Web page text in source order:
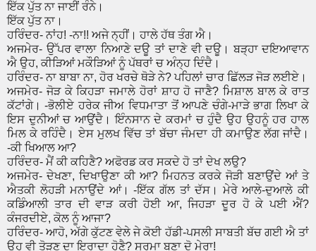
ਇੱਕ ਪੁੱਤ ਨਾ ਜਾਈਂ ਰੰਨੇ।
ਇੱਕ ਪੁੱਤ ਨਾ।
ਹਰਿੰਦਰ- ਨਾਂਹ! -ਨਾ!! ਅਜੇ ਨ੍ਹੀਂ। ਹਾਲੇ ਹੱਥ ਤੰਗ ਐ।
ਅਜਮੇਰ- ਉੱਪਰ ਵਾਲਾ ਨਿਆਣੇ ਦਊ ਤਾਂ ਦਾਣੇ ਵੀ ਦਊ। ਬੜ੍ਹਾ ਦਇਆਵਾਨ
ਐ ਉਹ, ਕੀੜਿਆਂ ਮਕੌੜਿਆਂ ਨੂੰ ਪੱਥਰਾਂ ਚ ਅੰਨ੍ਹ ਦਿੰਦੈ।
ਹਰਿੰਦਰ- ਨਾ ਬਾਬਾ ਨਾ, ਹੋਰ ਖਰਚੇ ਥੋੜੇ ਨੇ? ਪਹਿਲਾਂ ਚਾਰ ਛਿੱਲੜ ਜੋੜ ਲਈਏ।
ਅਜਮੇਰ- ਜੋੜ ਕੇ ਕਿਹੜਾ ਜਮਾਲੇ ਹੋਰਾਂ ਸ਼ਾਹ ਹੋ ਜਾਣੈ? ਮਿਸ਼ਾਲ ਬਾਲ ਕੇ ਰਾਤ
ਕੱਟਾਂਗੇ। -ਭੋਲੀਏ ਹਰੇਕ ਜੀਅ ਵਿਧਮਾਤਾ ਤੋਂ ਆਪਣੇ ਚੰਗੇ-ਮਾੜੇ ਭਾਗ ਲਿਖਾ ਕੇ
ਇਸ ਦੁਨੀਆਂ ਚ ਆਉਂਦੈ। ਇੰਨਸਾਨ ਦੇ ਕਰਮਾਂ ਚ ਹੁੰਦੈ ਉਹ ਉਹਨੂੰ ਹਰ ਹਾਲ
ਮਿਲ ਕੇ ਰਹਿੰਦੈ। ਏਸ ਮੁਲਖ ਵਿੱਚ ਤਾਂ ਬੱਚਾ ਜੰਮਦਾ ਹੀ ਕਮਾਉਣ ਲੱਗ ਜਾਂਦੈ।
-ਕੀ ਖਿਆਲ ਆ?
ਹਰਿੰਦਰ- ਮੈਂ ਕੀ ਕਹਿਣੈ? ਅਫੋਰਡ ਕਰ ਸਕਦੇ ਹੋ ਤਾਂ ਦੇਖ ਲਉ?
ਅਜਮੇਰ- ਦੇਖਣਾ, ਦਿਖਾਉਣਾ ਕੀ ਆ? ਮਿਹਨਤ ਕਰਕੇ ਜੋੜੀ ਬਣਾਉਂਦੇ ਆਂ ਤੇ
ਐਤਕੀ ਲੋਹੜੀ ਮਨਾਉਂਦੇ ਆਂ। -ਇੱਕ ਗੱਲ ਤਾਂ ਦੱਸ। ਮੇਰੇ ਆਲੇ-ਦੁਆਲੇ ਕੀ
ਕਡਿੰਆਲੀ ਤਾਰ ਦੀ ਵਾੜ ਕਰੀ ਹੋਈ ਆ, ਜਿਹੜਾ ਦੂਰ ਹੋ ਕੇ ਪਈ ਐਂ?
ਕੰਜਰਦੀਏ, ਕੋਲ ਨੂੰ ਆਜਾ?
ਹਰਿੰਦਰ- ਆਹੋ, ਅੱਗੇ ਕੁੱਟਣ ਵੇਲੇ ਜੇ ਕੋਈ ਹੱਡੀ-ਪਸਲੀ ਸਾਬਤੀ ਬੱਚ ਗਈ ਐ ਤਾਂ
ਉਹ ਵੀ ਤੋੜਣ ਦਾ ਇਰਾਦਾ ਹੋਣੈ? ਸੁਰਮਾ ਬਣਾ ਦੋ ਮੇਰਾ!